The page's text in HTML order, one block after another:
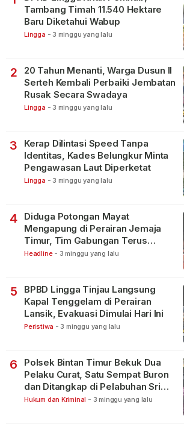
Tambang Timah 11.540 Hektare
Baru Diketahui Wabup
Lingga - 3 minggu yang lalu
2
20 Tahun Menanti, Warga Dusun II
Serteh Kembali Perbaiki Jembatan
Rusak Secara Swadaya
Lingga - 3 minggu yang lalu
3
Kerap Dilintasi Speed Tanpa
Identitas, Kades Belungkur Minta
Pengawasan Laut Diperketat
Lingga - 3 minggu yang lalu
4
Diduga Potongan Mayat
Mengapung di Perairan Jemaja
Timur, Tim Gabungan Terus
Lakukan Pencarian
Headline - 3 minggu yang lalu
5
BPBD Lingga Tinjau Langsung
Kapal Tenggelam di Perairan
Lansik, Evakuasi Dimulai Hari Ini
Peristiwa - 3 minggu yang lalu
6
Polsek Bintan Timur Bekuk Dua
Pelaku Curat, Satu Sempat Buron
dan Ditangkap di Pelabuhan Sri
Bintan Pura
Hukum dan Kriminal - 3 minggu yang lalu